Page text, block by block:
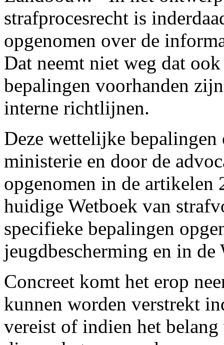
strafprocesrecht is
opgenomen over de
Dat neemt niet weg dat
bepalingen voorhanden
interne richtlijnen.
Deze wettelijke
ministerie en door de
opgenomen in de artikelen
huidige Wetboek van
specifieke bepalingen
jeugdbescherming en in
Concreet komt het erop
kunnen worden verstrekt
vereist of indien het